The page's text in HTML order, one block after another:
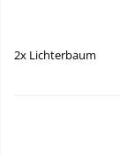
2x Lichterbaum